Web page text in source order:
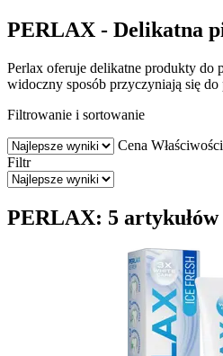
PERLAX - Delikatna
Perlax oferuje delikatne produkty do
widoczny sposób przyczyniają się do
Filtrowanie i sortowanie
Cena
Filtr
PERLAX: 5 artykułów